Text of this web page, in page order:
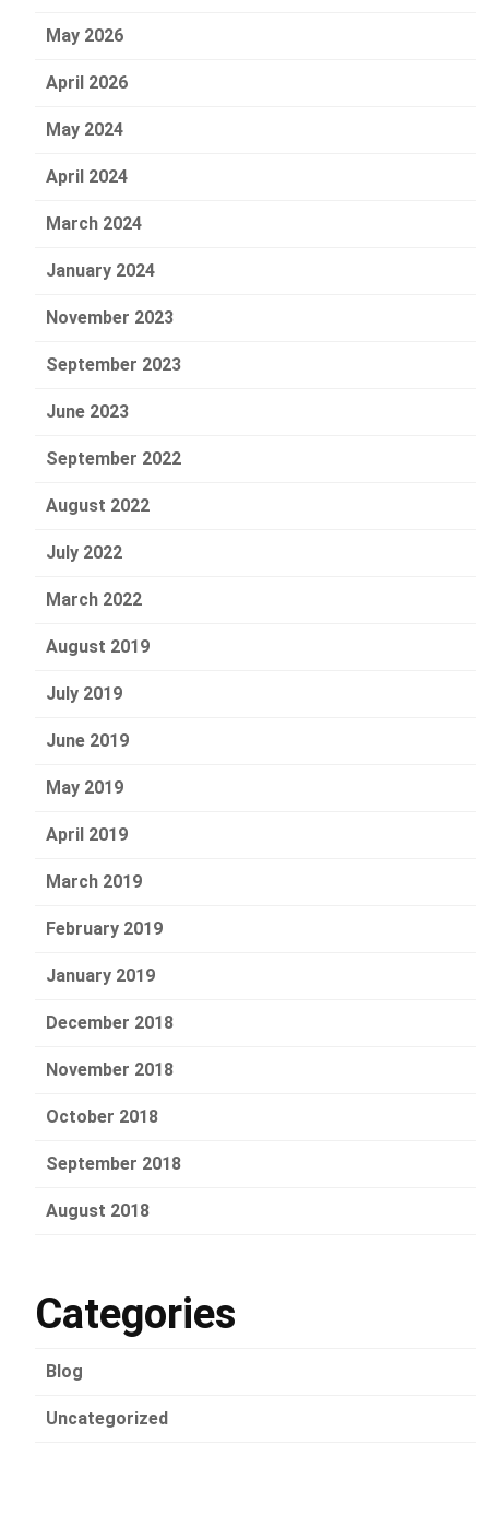
May 2026
April 2026
May 2024
April 2024
March 2024
January 2024
November 2023
September 2023
June 2023
September 2022
August 2022
July 2022
March 2022
August 2019
July 2019
June 2019
May 2019
April 2019
March 2019
February 2019
January 2019
December 2018
November 2018
October 2018
September 2018
August 2018
Categories
Blog
Uncategorized